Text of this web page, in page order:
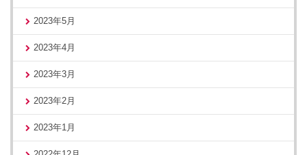
2023年5月
2023年4月
2023年3月
2023年2月
2023年1月